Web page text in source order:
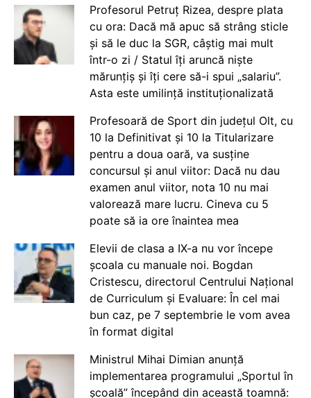
Profesorul Petruț Rizea, despre plata
cu ora: Dacă mă apuc să strâng sticle
și să le duc la SGR, câștig mai mult
într-o zi / Statul îți aruncă niște
mărunțiș și îți cere să-i spui „salariu”.
Asta este umilință instituționalizată
Profesoară de Sport din județul Olt, cu
10 la Definitivat și 10 la Titularizare
pentru a doua oară, va susține
concursul și anul viitor: Dacă nu dau
examen anul viitor, nota 10 nu mai
valorează mare lucru. Cineva cu 5
poate să ia ore înaintea mea
Elevii de clasa a IX-a nu vor începe
școala cu manuale noi. Bogdan
Cristescu, directorul Centrului Național
de Curriculum și Evaluare: În cel mai
bun caz, pe 7 septembrie le vom avea
în format digital
Ministrul Mihai Dimian anunță
implementarea programului „Sportul în
școală” începând din această toamnă: